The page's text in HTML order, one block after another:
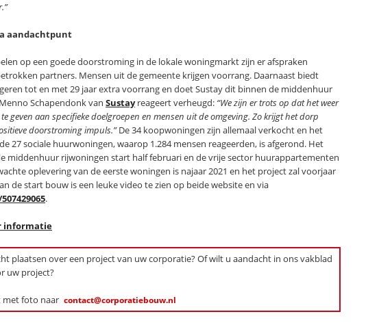
aandachtpunt
op een goede doorstroming in de lokale woningmarkt zijn er afspraken
partners. Mensen uit de gemeente krijgen voorrang. Daarnaast biedt
tot en met 29 jaar extra voorrang en doet Sustay dit binnen de middenhuur
Schapendonk van Sustayreageert verheugd: “We zijn er trots op dat het weer
geven aan specifieke doelgroepen en mensen uit de omgeving. Zo krijgt het dorp
doorstroming impuls.”De 34 koopwoningen zijn allemaal verkocht en het
27 sociale huurwoningen, waarop 1.284 mensen reageerden, is afgerond. Het
middenhuur rijwoningen start half februari en de vrije sector huurappartementen
oplevering van de eerste woningen is najaar 2021 en het project zal voorjaar
de start bouw is een leuke video te zien op beide website en via
.
informatie
plaatsen over een project van uw corporatie? Of wilt u aandacht in ons vakblad
uw project?
met foto naar contact@corporatiebouw.nl